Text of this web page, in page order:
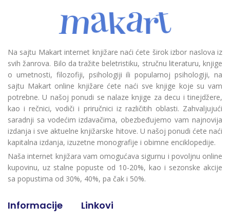
Na sajtu Makart internet knjižare naći ćete širok izbor naslova iz
svih žanrova. Bilo da tražite beletristiku, stručnu literaturu, knjige
o umetnosti, filozofiji, psihologiji ili popularnoj psihologiji, na
sajtu Makart online knjižare ćete naći sve knjige koje su vam
potrebne. U našoj ponudi se nalaze knjige za decu i tinejdžere,
kao i rečnici, vodiči i priručnici iz različitih oblasti. Zahvaljujući
saradnji sa vodećim izdavačima, obezbeđujemo vam najnovija
izdanja i sve aktuelne knjižarske hitove. U našoj ponudi ćete naći
kapitalna izdanja, izuzetne monografije i obimne enciklopedije.
Naša internet knjižara vam omogućava sigurnu i povoljnu online
kupovinu, uz stalne popuste od 10-20%, kao i sezonske akcije
sa popustima od 30%, 40%, pa čak i 50%.
Informacije Linkovi